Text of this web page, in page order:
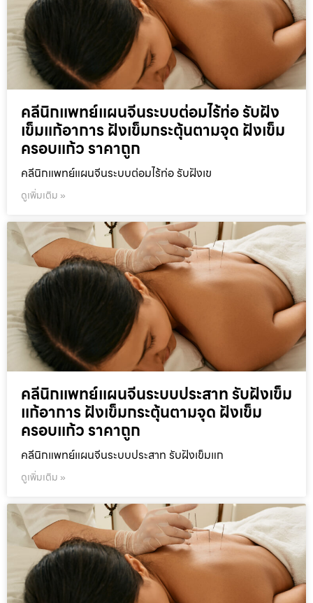
คลีนิกแพทย์แผนจีนระบบต่อมไร้ท่อ รับฝัง
เข็มแก้อาการ ฝังเข็มกระตุ้นตามจุด ฝังเข็ม
ครอบแก้ว ราคาถูก
คลีนิกแพทย์แผนจีนระบบต่อมไร้ท่อ รับฝังเข
ดูเพิ่มเติม »
คลีนิกแพทย์แผนจีนระบบประสาท รับฝังเข็ม
แก้อาการ ฝังเข็มกระตุ้นตามจุด ฝังเข็ม
ครอบแก้ว ราคาถูก
คลีนิกแพทย์แผนจีนระบบประสาท รับฝังเข็มแก
ดูเพิ่มเติม »